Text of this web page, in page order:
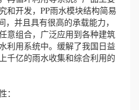
和开发，PP雨水模块结构简易
并且具有很高的承载能力，
意组合，广泛应用到各种建筑
利用系统中。缓解了我国日益
千亿的雨水收集和综合利用的